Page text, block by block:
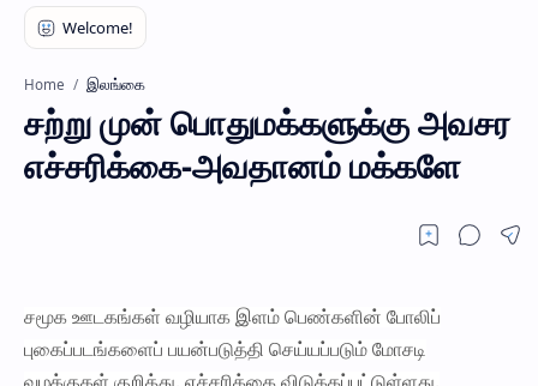
Home இலங்கை
சற்று முன் பொதுமக்களுக்கு அவசர
எச்சரிக்கை-அவதானம் மக்களே
சமூக ஊடகங்கள் வழியாக இளம் பெண்களின் போலிப்
புகைப்படங்களைப் பயன்படுத்தி செய்யப்படும் மோசடி
வழக்குகள் குறித்து, எச்சரிக்கை விடுக்கப்பட்டுள்ளது.